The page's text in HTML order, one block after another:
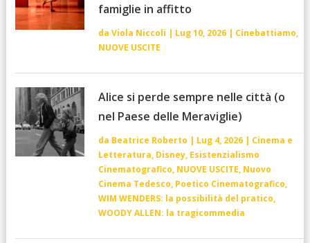
famiglie in affitto
da Viola Niccoli | Lug 10, 2026| Cinebattiamo,
NUOVE USCITE
Alice si perde sempre nelle città (o
nel Paese delle Meraviglie)
da Beatrice Roberto | Lug 4, 2026| Cinema e
Letteratura, Disney, Esistenzialismo
Cinematografico, NUOVE USCITE, Nuovo
Cinema Tedesco, Poetico Cinematografico,
WIM WENDERS: la possibilità del pratico,
WOODY ALLEN: la tragicommedia